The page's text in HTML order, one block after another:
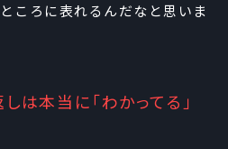
ころに表れるんだなと思いま
は本当に「わかってる」